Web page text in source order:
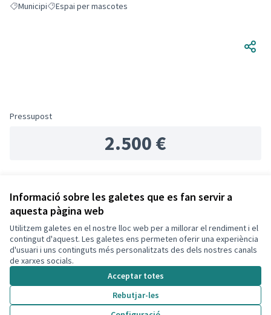
Informació sobre les galetes que es fan servir a
aquesta pàgina web
Utilitzem galetes en el nostre lloc web per a millorar el rendiment i el
contingut d'aquest. Les galetes ens permeten oferir una experiència
d'usuari i uns continguts més personalitzats des dels nostres canals
de xarxes socials.
Acceptar totes
Rebutjar-les
Resultats en filtrar per: Municipi
MunicipiResultats en filtrar per: Espai per mascotes
Espai per mascotes
Pressupost
2.500 €
Referència: -PROJ-2024-09-435
Termes i condicions d'ús
Configuració de les galetes
Decidim Calafell a X
(Enllaç extern)
Decidim Calafell a Facebook
Decidim Calafell a YouTube
Decidim Calafell a GitHub
(Enllaç extern)
Amb
(Enllaç